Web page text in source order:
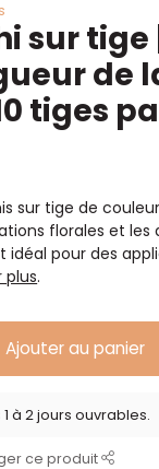
sur tige
de
tiges
sur tige de
florales et les
pour des
plus.
Ajouter au panier
à 2 jours ouvrables.
ce produit